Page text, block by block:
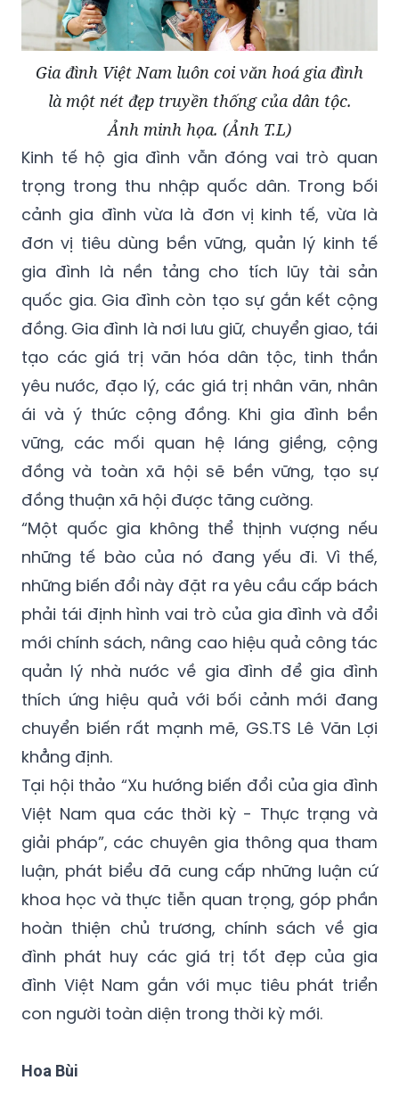
Gia đình Việt Nam luôn coi văn hoá gia đình
là một nét đẹp truyền thống của dân tộc.
Ảnh minh họa. (Ảnh T.L)
Kinh tế hộ gia đình vẫn đóng vai trò quan
trọng trong thu nhập quốc dân. Trong bối
cảnh gia đình vừa là đơn vị kinh tế, vừa là
đơn vị tiêu dùng bền vững, quản lý kinh tế
gia đình là nền tảng cho tích lũy tài sản
quốc gia. Gia đình còn tạo sự gắn kết cộng
đồng. Gia đình là nơi lưu giữ, chuyển giao, tái
tạo các giá trị văn hóa dân tộc, tinh thần
yêu nước, đạo lý, các giá trị nhân văn, nhân
ái và ý thức cộng đồng. Khi gia đình bền
vững, các mối quan hệ láng giềng, cộng
đồng và toàn xã hội sẽ bền vững, tạo sự
đồng thuận xã hội được tăng cường.
“Một quốc gia không thể thịnh vượng nếu
những tế bào của nó đang yếu đi. Vì thế,
những biến đổi này đặt ra yêu cầu cấp bách
phải tái định hình vai trò của gia đình và đổi
mới chính sách, nâng cao hiệu quả công tác
quản lý nhà nước về gia đình để gia đình
thích ứng hiệu quả với bối cảnh mới đang
chuyển biến rất mạnh mẽ, GS.TS Lê Văn Lợi
khẳng định.
Tại hội thảo “Xu hướng biến đổi của gia đình
Việt Nam qua các thời kỳ - Thực trạng và
giải pháp”, các chuyên gia thông qua tham
luận, phát biểu đã cung cấp những luận cứ
khoa học và thực tiễn quan trọng, góp phần
hoàn thiện chủ trương, chính sách về gia
đình phát huy các giá trị tốt đẹp của gia
đình Việt Nam gắn với mục tiêu phát triển
con người toàn diện trong thời kỳ mới.
Hoa Bùi
bộ vhttdl